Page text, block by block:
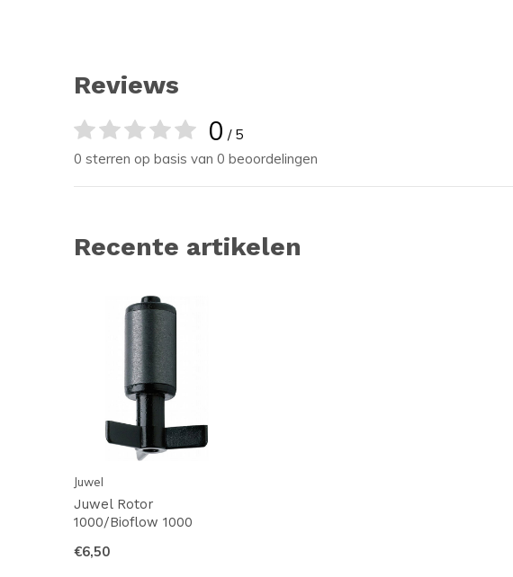
Reviews
0 / 5
0 sterren op basis van 0 beoordelingen
Recente artikelen
Juwel
Juwel Rotor
1000/Bioflow 1000
€6,50